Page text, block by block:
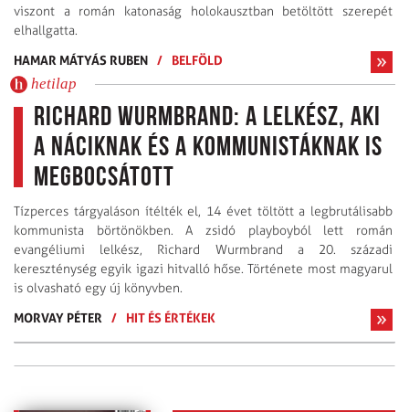
viszont a román katonaság holokausztban betöltött szerepét
elhallgatta.
HAMAR MÁTYÁS RUBEN / BELFÖLD
hetilap
Richard Wurmbrand: A lelkész, aki
a náciknak és a kommunistáknak is
megbocsátott
Tízperces tárgyaláson ítélték el, 14 évet töltött a legbrutálisabb
kommunista börtönökben. A zsidó playboyból lett román
evangéliumi lelkész, Richard Wurmbrand a 20. századi
kereszténység egyik igazi hitvalló hőse. Története most magyarul
is olvasható egy új könyvben.
MORVAY PÉTER
/ HIT ÉS ÉRTÉKEK